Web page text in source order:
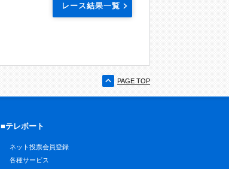
レース結果一覧
PAGE TOP
■テレボート
ネット投票会員登録
各種サービス